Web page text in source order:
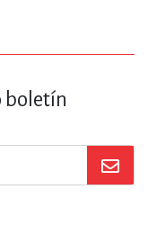
boletín